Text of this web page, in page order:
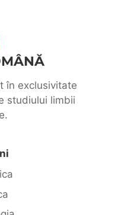
în exclusivitate
studiului limbii